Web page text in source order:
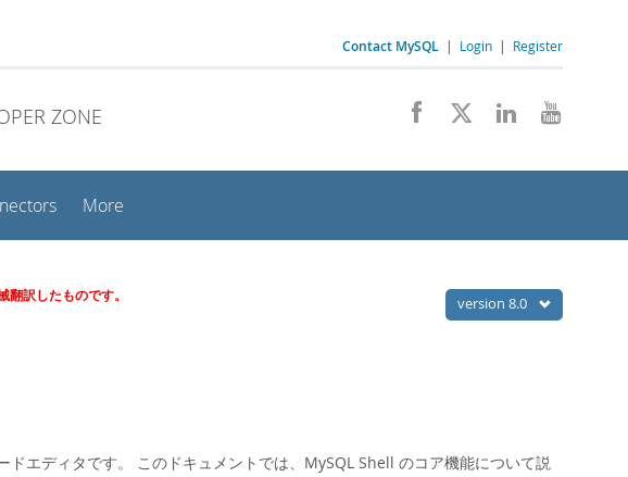
Contact MySQL | Login | Register
ZONE
More
version 8.0
翻訳したものです。
エディタです。 このドキュメントでは、MySQL Shell のコア機能について説